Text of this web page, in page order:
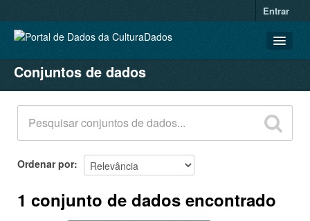
Entrar
CONJUNTOS DE DADOS
ORGANIZAÇÕES
GRUPOS
SOBRE
Conjuntos de dados
Ordenar por
1 conjunto de dados encontrado